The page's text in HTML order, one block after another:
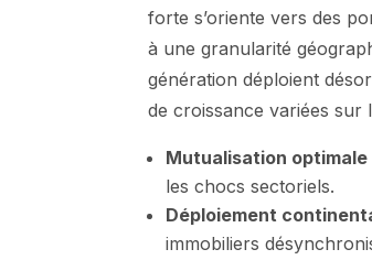
forte s’oriente vers des
à une granularité
génération déploient
de croissance variées sur
Mutualisation optimale
les chocs sectoriels.
Déploiement
immobiliers